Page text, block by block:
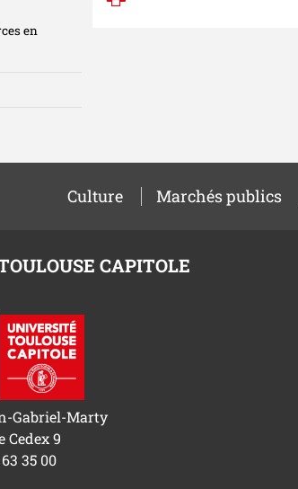
en
Culture Marchés publics
CAPITOLE
Gabriel-Marty
Cedex 9
35 00